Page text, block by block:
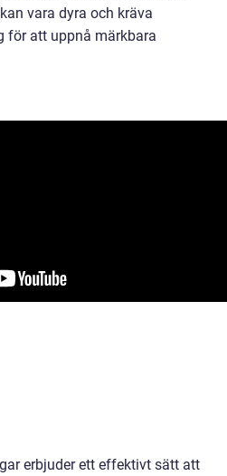
vara dyra och kräva
för att uppnå märkbara
erbjuder ett effektivt sätt att